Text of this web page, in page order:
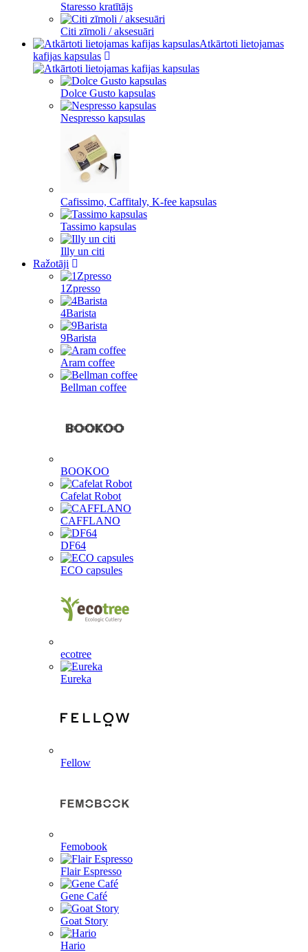
Staresso kratītājs
Citi zīmoli / aksesuāri
Atkārtoti lietojamas
kafijas kapsulas
Dolce Gusto kapsulas
Nespresso kapsulas
Cafissimo, Caffitaly, K-fee kapsulas
Tassimo kapsulas
Illy un citi
Ražotāji
1Zpresso
4Barista
9Barista
Aram coffee
Bellman coffee
BOOKOO
Cafelat Robot
CAFFLANO
DF64
ECO capsules
ecotree
Eureka
Fellow
Femobook
Flair Espresso
Gene Café
Goat Story
Hario